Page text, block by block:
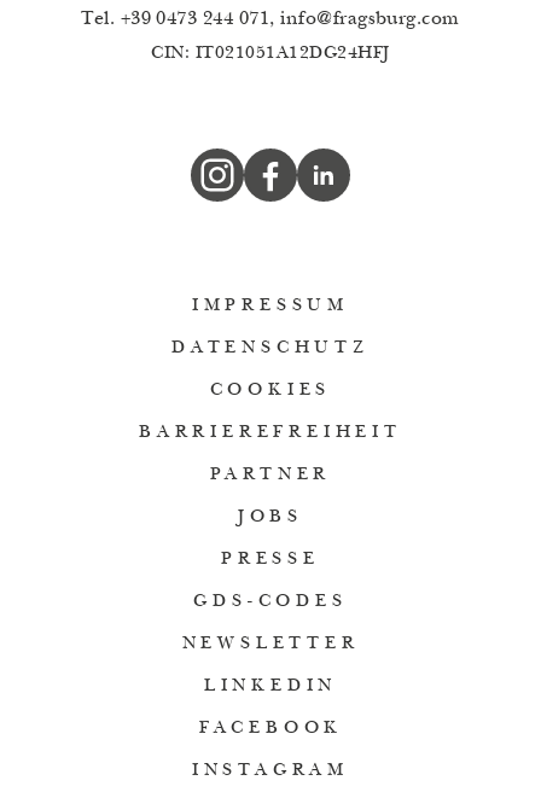
Tel. +39 0473 244 071,info@fragsburg.com
CIN: IT021051A12DG24HFJ
IMPRESSUM
DATENSCHUTZ
COOKIES
BARRIEREFREIHEIT
PARTNER
JOBS
PRESSE
GDS-CODES
NEWSLETTER
LINKEDIN
FACEBOOK
INSTAGRAM